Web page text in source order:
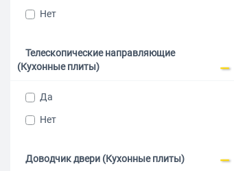
Нет
Телескопические направляющие
(Кухонные плиты)
Да
Нет
Доводчик двери (Кухонные плиты)